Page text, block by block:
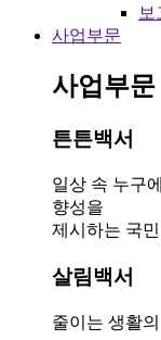
보
사업부문
사업부문
튼튼백서
일상 속 누구
향성을
제시하는 국
살림백서
줄이는 생활